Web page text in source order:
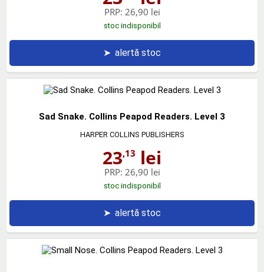
PRP: 26,90 lei
stoc indisponibil
➤ alertă stoc
Sad Snake. Collins Peapod Readers. Level 3
HARPER COLLINS PUBLISHERS
23,13 lei
PRP: 26,90 lei
stoc indisponibil
➤ alertă stoc